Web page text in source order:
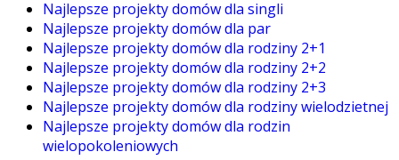
Najlepsze projekty domów dla singli
Najlepsze projekty domów dla par
Najlepsze projekty domów dla rodziny 2+1
Najlepsze projekty domów dla rodziny 2+2
Najlepsze projekty domów dla rodziny 2+3
Najlepsze projekty domów dla rodziny wielodzietnej
Najlepsze projekty domów dla rodzin
wielopokoleniowych